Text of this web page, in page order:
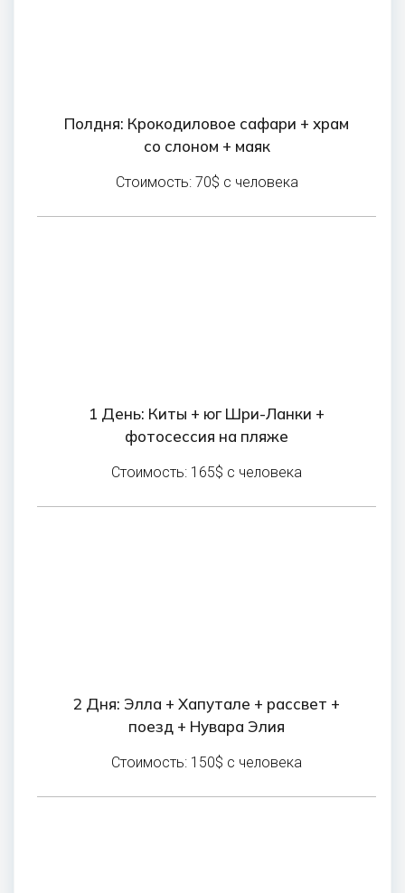
Полдня: Крокодиловое сафари + храм
со слоном + маяк
Стоимость: 70$ с человека
1 День: Киты + юг Шри-Ланки +
фотосессия на пляже
Стоимость: 165$ с человека
2 Дня: Элла + Хапутале + рассвет +
поезд + Нувара Элия
Стоимость: 150$ с человека